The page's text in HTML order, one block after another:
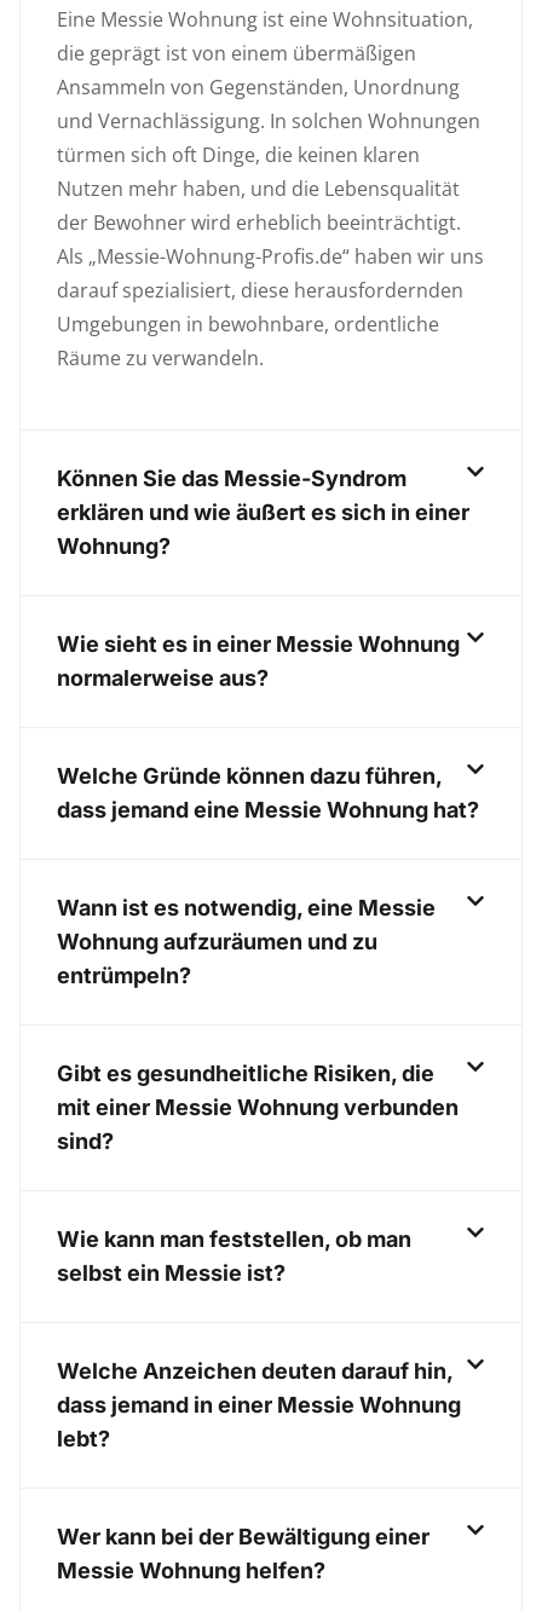
Eine Messie Wohnung ist eine Wohnsituation,
die geprägt ist von einem übermäßigen
Ansammeln von Gegenständen, Unordnung
und Vernachlässigung. In solchen Wohnungen
türmen sich oft Dinge, die keinen klaren
Nutzen mehr haben, und die Lebensqualität
der Bewohner wird erheblich beeinträchtigt.
Als „Messie-Wohnung-Profis.de“ haben wir uns
darauf spezialisiert, diese herausfordernden
Umgebungen in bewohnbare, ordentliche
Räume zu verwandeln.
Können Sie das Messie-Syndrom
erklären und wie äußert es sich in einer
Wohnung?
Wie sieht es in einer Messie Wohnung
normalerweise aus?
Welche Gründe können dazu führen,
dass jemand eine Messie Wohnung hat?
Wann ist es notwendig, eine Messie
Wohnung aufzuräumen und zu
entrümpeln?
Gibt es gesundheitliche Risiken, die
mit einer Messie Wohnung verbunden
sind?
Wie kann man feststellen, ob man
selbst ein Messie ist?
Welche Anzeichen deuten darauf hin,
dass jemand in einer Messie Wohnung
lebt?
Wer kann bei der Bewältigung einer
Messie Wohnung helfen?